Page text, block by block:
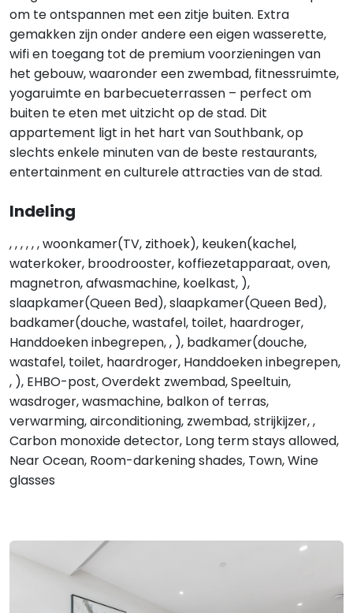
om te ontspannen met een zitje buiten. Extra
gemakken zijn onder andere een eigen wasserette,
wifi en toegang tot de premium voorzieningen van
het gebouw, waaronder een zwembad, fitnessruimte,
yogaruimte en barbecueterrassen – perfect om
buiten te eten met uitzicht op de stad. Dit
appartement ligt in het hart van Southbank, op
slechts enkele minuten van de beste restaurants,
entertainment en culturele attracties van de stad.
Indeling
, , , , , , woonkamer(TV, zithoek), keuken(kachel,
waterkoker, broodrooster, koffiezetapparaat, oven,
magnetron, afwasmachine, koelkast, ),
slaapkamer(Queen Bed), slaapkamer(Queen Bed),
badkamer(douche, wastafel, toilet, haardroger,
Handdoeken inbegrepen, , ), badkamer(douche,
wastafel, toilet, haardroger, Handdoeken inbegrepen,
, ), EHBO-post, Overdekt zwembad, Speeltuin,
wasdroger, wasmachine, balkon of terras,
verwarming, airconditioning, zwembad, strijkijzer, ,
Carbon monoxide detector, Long term stays allowed,
Near Ocean, Room-darkening shades, Town, Wine
glasses